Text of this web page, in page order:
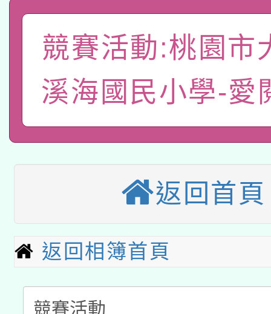
礎課程
「數位內容與教學軟體
pilot」
有關大陸委員會函釋公
業技術研究院辦理「
用水績優單位及節水達
動」
115年8月22日(星期六
桃園市孔廟祈福系列
2026年桃園地景藝術
本校115學年度第2次
招甄選結果公告(無人
招)
適應運動共學行動站研
本館辦理115年度閱讀
暨閱讀推動專業研習
科技賦能─人工智慧
競賽活動:桃園市
溪海國民小學-愛
返回首頁
返回相簿首頁